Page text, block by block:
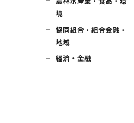
境
協同組合・組合金融・
地域
経済・金融